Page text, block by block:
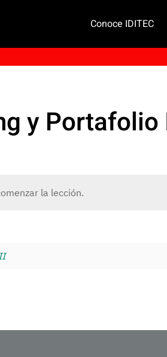
Conoce IDITEC
y Portafolio
la lección.